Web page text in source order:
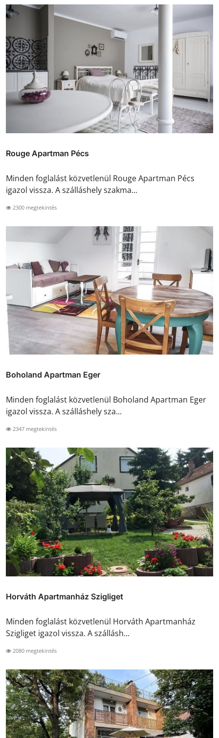
Rouge Apartman Pécs
Minden foglalást közvetlenül Rouge Apartman Pécs
igazol vissza. A szálláshely szakma...
2300 megtekintés
Boholand Apartman Eger
Minden foglalást közvetlenül Boholand Apartman Eger
igazol vissza. A szálláshely sza...
2347 megtekintés
Horváth Apartmanház Szigliget
Minden foglalást közvetlenül Horváth Apartmanház
Szigliget igazol vissza. A szállásh...
2080 megtekintés